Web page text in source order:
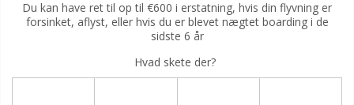
Du kan have ret til op til €600 i erstatning, hvis din flyvning er
forsinket, aflyst, eller hvis du er blevet nægtet boarding i de
sidste 6 år
Hvad skete der?